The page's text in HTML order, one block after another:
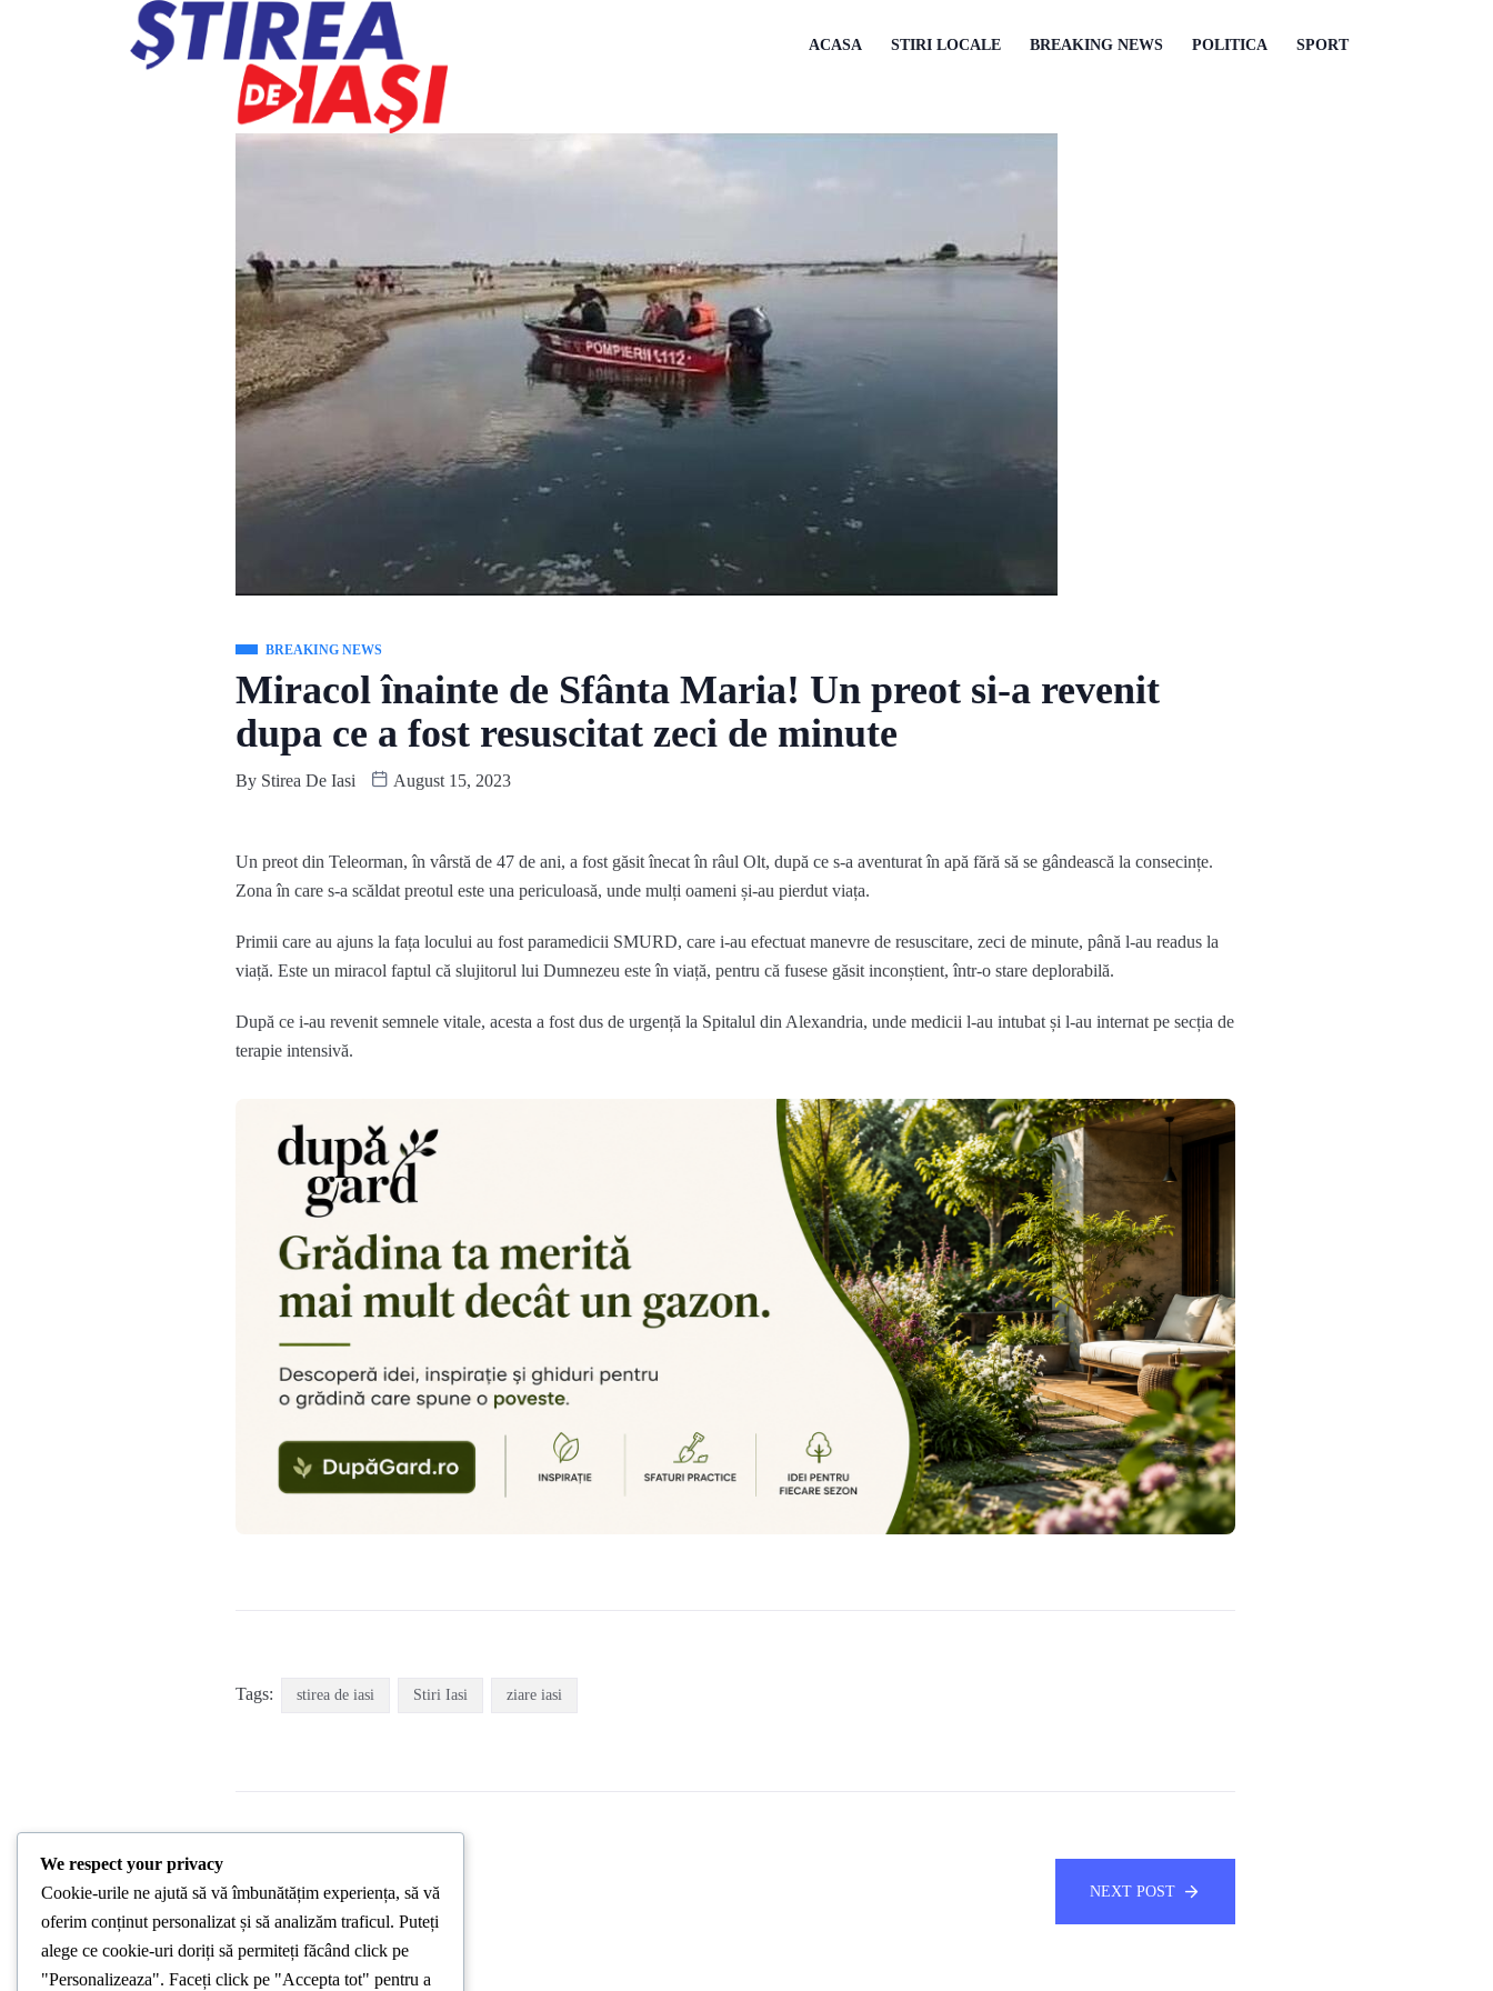
ACASA STIRI LOCALE BREAKING NEWS POLITICA SPORT
BREAKING NEWS
Miracol înainte de Sfânta Maria! Un preot si-a revenit
dupa ce a fost resuscitat zeci de minute
By Stirea De Iasi August 15, 2023
Un preot din Teleorman, în vârstă de 47 de ani, a fost găsit înecat în râul Olt, după ce s-a aventurat în apă fără să se gândească la consecințe.
Zona în care s-a scăldat preotul este una periculoasă, unde mulți oameni și-au pierdut viața.
Primii care au ajuns la fața locului au fost paramedicii SMURD, care i-au efectuat manevre de resuscitare, zeci de minute, până l-au readus la
viață. Este un miracol faptul că slujitorul lui Dumnezeu este în viață, pentru că fusese găsit inconștient, într-o stare deplorabilă.
După ce i-au revenit semnele vitale, acesta a fost dus de urgență la Spitalul din Alexandria, unde medicii l-au intubat și l-au internat pe secția de
terapie intensivă.
Tags: stirea de iasi Stiri Iasi ziare iasi
PREVIOUS POST NEXT POST
We respect your privacy
Cookie-urile ne ajută să vă îmbunătățim experiența, să vă
oferim conținut personalizat și să analizăm traficul. Puteți
alege ce cookie-uri doriți să permiteți făcând click pe
"Personalizeaza". Faceți click pe "Accepta tot" pentru a